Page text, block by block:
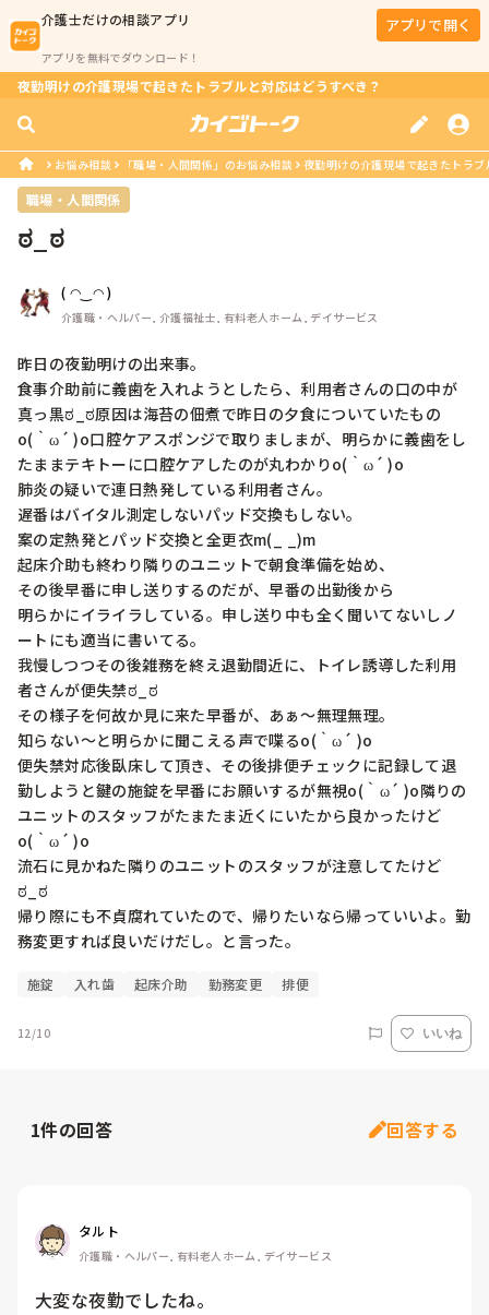
介護士だけの相談アプリ
アプリを無料でダウンロード！
アプリで開く
夜勤明けの介護現場で起きたトラブルと対応はどうすべき？
お悩み相談 「職場・人間関係」のお悩み相談 夜勤明けの介護現場で起きたトラ
職場・人間関係
ಠ_ಠ
( ◠‿◠ )
介護職・ヘルパー, 介護福祉士, 有料老人ホーム, デイサービス
昨日の夜勤明けの出来事。
食事介助前に義歯を入れようとしたら、利用者さんの口の中が
真っ黒ಠ_ಠ原因は海苔の佃煮で昨日の夕食についていたもの
o(｀ω´ )o口腔ケアスポンジで取りましまが、明らかに義歯をし
たままテキトーに口腔ケアしたのが丸わかりo(｀ω´ )o
肺炎の疑いで連日熱発している利用者さん。
遅番はバイタル測定しないパッド交換もしない。
案の定熱発とパッド交換と全更衣m(_ _)m
起床介助も終わり隣りのユニットで朝食準備を始め、
その後早番に申し送りするのだが、早番の出勤後から
明らかにイライラしている。申し送り中も全く聞いてないしノ
ートにも適当に書いてる。
我慢しつつその後雑務を終え退勤間近に、トイレ誘導した利用
者さんが便失禁ಠ_ಠ
その様子を何故か見に来た早番が、あぁ〜無理無理。
知らない〜と明らかに聞こえる声で喋るo(｀ω´ )o
便失禁対応後臥床して頂き、その後排便チェックに記録して退
勤しようと鍵の施錠を早番にお願いするが無視o(｀ω´ )o隣りの
ユニットのスタッフがたまたま近くにいたから良かったけど
o(｀ω´ )o
流石に見かねた隣りのユニットのスタッフが注意してたけど
ಠ_ಠ
帰り際にも不貞腐れていたので、帰りたいなら帰っていいよ。勤
施錠 入れ歯 起床介助 勤務変更 排便
12/10 いいね
1件の回答 回答する
タルト
介護職・ヘルパー, 有料老人ホーム, デイサービス
大変な夜勤でしたね。